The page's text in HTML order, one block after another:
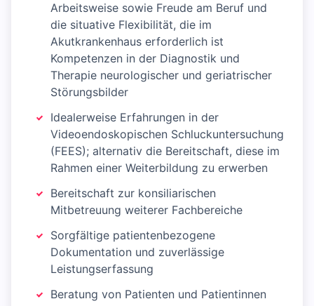
Arbeitsweise sowie Freude am Beruf und
die situative Flexibilität, die im
Akutkrankenhaus erforderlich ist
Kompetenzen in der Diagnostik und
Therapie neurologischer und geriatrischer
Störungsbilder
Idealerweise Erfahrungen in der
Videoendoskopischen Schluckuntersuchung
(FEES); alternativ die Bereitschaft, diese im
Rahmen einer Weiterbildung zu erwerben
Bereitschaft zur konsiliarischen
Mitbetreuung weiterer Fachbereiche
Sorgfältige patientenbezogene
Dokumentation und zuverlässige
Leistungserfassung
Beratung von Patienten und Patientinnen